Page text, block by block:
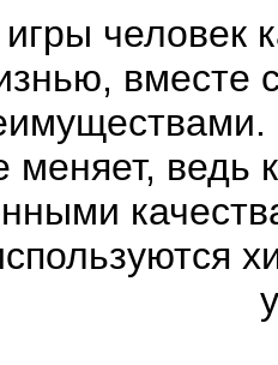
человек
вместе
меняет,